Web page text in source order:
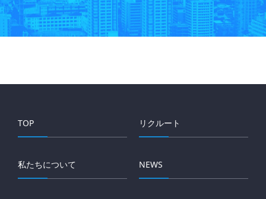
TOP
私たちについて
リクルート
NEWS